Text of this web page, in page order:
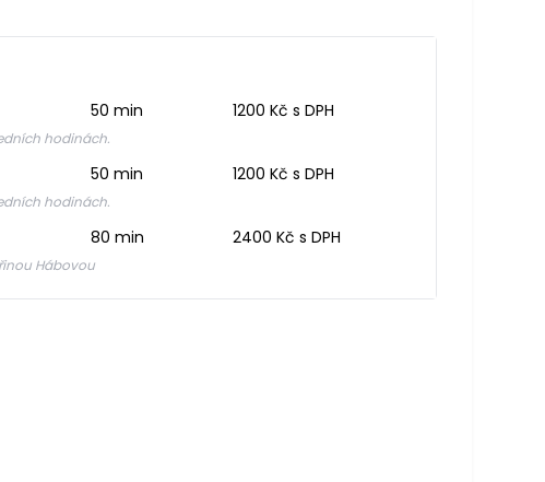
50 min 1200 Kč s DPH
hodinách.
50 min 1200 Kč s DPH
hodinách.
80 min 2400 Kč s DPH
Hábovou